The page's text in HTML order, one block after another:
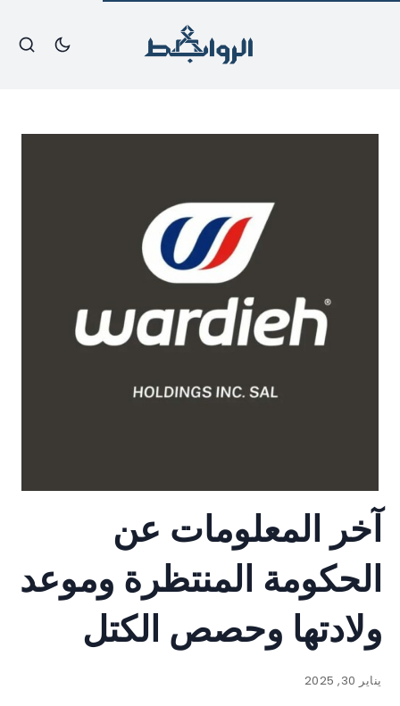
آخر المعلومات عن
الحكومة المنتظرة وموعد
ولادتها وحصص الكتل
يناير 30, 2025